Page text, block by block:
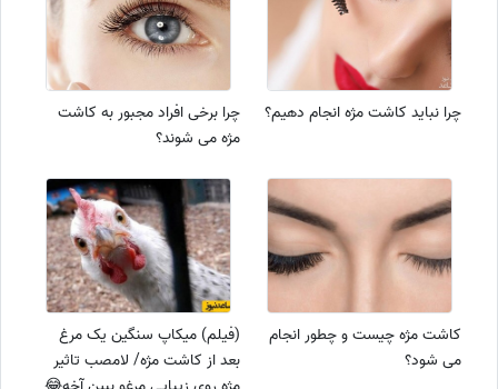
چرا نباید کاشت مژه انجام دهیم؟
چرا برخی افراد مجبور به کاشت
مژه می شوند؟
کاشت مژه چیست و چطور انجام
می شود؟
(فیلم) میکاپ سنگین یک مرغ
بعد از کاشت مژه/ لامصب تاثیر